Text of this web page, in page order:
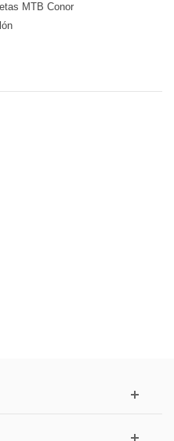
MTB Conor